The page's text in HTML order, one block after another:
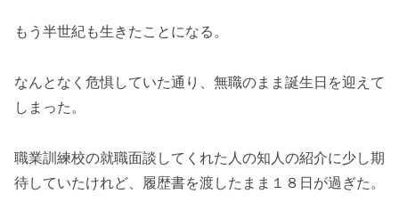
もう半世紀も生きたことになる。
なんとなく危惧していた通り、無職のまま誕生日を迎えて
しまった。
職業訓練校の就職面談してくれた人の知人の紹介に少し期
待していたけれど、履歴書を渡したまま１８日が過ぎた。